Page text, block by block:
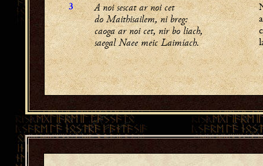
3
A noi sescat ar noi cet
do Maithisailem, ni breg:
caoga ar noi cet, nir bo liach,
saegal Naee meic Laimíach.